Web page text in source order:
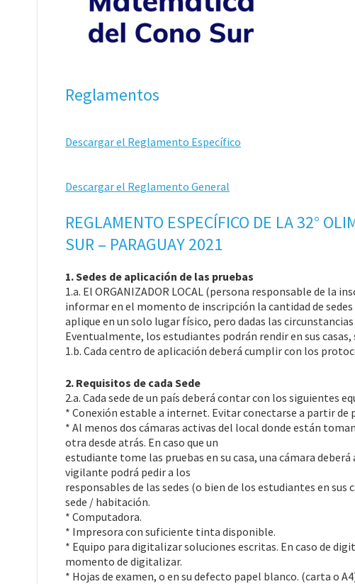
Reglamentos
Descargar el Reglamento Específico
Descargar el Reglamento General
REGLAMENTO ESPECÍFICO DE LA 32°
SUR – PARAGUAY 2021
1. Sedes de aplicación de las pruebas
1.a. El ORGANIZADOR LOCAL (persona responsable de la
informar en el momento de inscripción la cantidad de
aplique en un solo lugar físico, pero dadas las
Eventualmente, los estudiantes podrán rendir en sus
1.b. Cada centro de aplicación deberá cumplir con los
2. Requisitos de cada Sede
2.a. Cada sede de un país deberá contar con los siguientes
* Conexión estable a internet. Evitar conectarse a partir de
* Al menos dos cámaras activas del local donde están
otra desde atrás. En caso que un
estudiante tome las pruebas en su casa, una cámara
vigilante podrá pedir a los
responsables de las sedes (o bien de los estudiantes en
sede / habitación.
* Computadora.
* Impresora con suficiente tinta disponible.
* Equipo para digitalizar soluciones escritas. En caso de
momento de digitalizar.
* Hojas de examen, o en su defecto papel blanco. (carta o